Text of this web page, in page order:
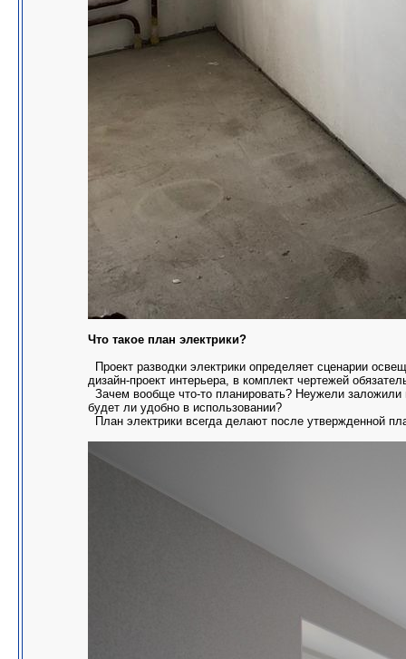
Что такое план электрики?
Проект разводки электрики определяет сценарии
дизайн-проект интерьера, в комплект чертежей
Зачем вообще что-то планировать? Неужели заложили
будет ли удобно в использовании?
План электрики всегда делают после утвержденной